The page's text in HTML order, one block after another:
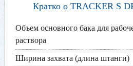
Кратко о TRACKER S
Объем основного бака для
раствора
Ширина захвата (длина штанги)